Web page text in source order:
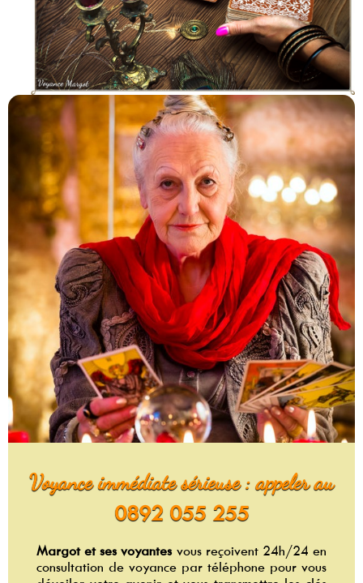
Voyance immédiate sérieuse : appeler au
0892 055 255
Margot et ses voyantesvous reçoivent 24h/24 en
consultation de voyance par téléphone pour vous